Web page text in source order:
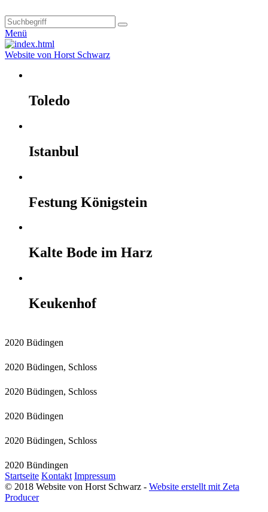
Menü
Website von Horst Schwarz
Toledo
Istanbul
Festung Königstein
Kalte Bode im Harz
Keukenhof
2020 Büdingen
2020 Büdingen, Schloss
2020 Büdingen, Schloss
2020 Büdingen
2020 Büdingen, Schloss
2020 Bündingen
Startseite Kontakt Impressum
© 2018 Website von Horst Schwarz - Website erstellt mit Zeta
Producer